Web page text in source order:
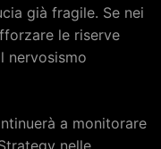
già fragile. Se nei
le riserve
nervosismo
a monitorare
nelle